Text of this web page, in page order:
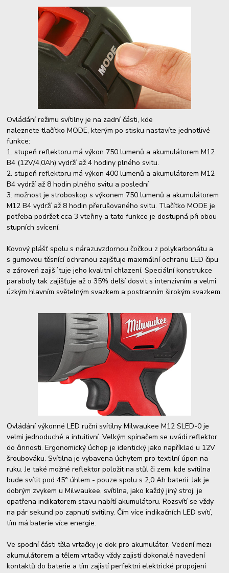
Ovládání režimu svítilny je na zadní části, kde
naleznete tlačítko MODE, kterým po stisku nastavíte jednotlivé
funkce:
1. stupeň reflektoru má výkon 750 lumenů a akumulátorem M12
B4 (12V/4,0Ah) vydrží až 4 hodiny plného svitu.
2. stupeň reflektoru má výkon 400 lumenů a akumulátorem M12
B4 vydrží až 8 hodin plného svitu a poslední
3. možnost je stroboskop s výkonem 750 lumenů a akumulátorem
M12 B4 vydrží až 8 hodin přerušovaného svitu. Tlačítko MODE je
potřeba podržet cca 3 vteřiny a tato funkce je dostupná při obou
stupních svícení.
Kovový plášť spolu s nárazuvzdornou čočkou z polykarbonátu a
s gumovou těsnící ochranou zajišťuje maximální ochranu LED čipu
a zároveń zajiš´tuje jeho kvalitní chlazení. Speciální konstrukce
paraboly tak zajišťuje až o 35% delší dosvit s intenzivním a velmi
úzkým hlavním světelným svazkem a postranním širokým svazkem.
Ovládání výkonné LED ruční svítilny Milwaukee M12 SLED-0 je
velmi jednoduché a intuitivní. Velkým spínačem se uvádí reflektor
do činnosti. Ergonomický úchop je identický jako například u 12V
šroubováku. Svítilna je vybavena úchytem pro textilní úpon na
ruku. Je také možné reflektor položit na stůl či zem, kde svítilna
bude svítit pod 45° úhlem - pouze spolu s 2,0 Ah baterií. Jak je
dobrým zvykem u Milwaukee, svítilna, jako každý jiný stroj, je
opatřena indikatorem stavu nabítí akumulátoru. Rozsvítí se vždy
na pár sekund po zapnutí svítilny. Čím více indikačních LED svítí,
tím má baterie více energie.
Ve spodní části těla vrtačky je dok pro akumulátor. Vedení mezi
akumulátorem a tělem vrtačky vždy zajistí dokonalé navedení
kontaktů do baterie a tím zajistí perfektní elektrické propojení